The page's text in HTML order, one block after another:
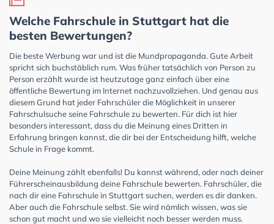
Welche Fahrschule in Stuttgart hat die
besten Bewertungen?
Die beste Werbung war und ist die Mundpropaganda. Gute Arbeit
spricht sich buchstäblich rum. Was früher tatsächlich von Person zu
Person erzählt wurde ist heutzutage ganz einfach über eine
öffentliche Bewertung im Internet nachzuvollziehen. Und genau aus
diesem Grund hat jeder Fahrschüler die Möglichkeit in unserer
Fahrschulsuche seine Fahrschule zu bewerten. Für dich ist hier
besonders interessant, dass du die Meinung eines Dritten in
Erfahrung bringen kannst, die dir bei der Entscheidung hilft, welche
Schule in Frage kommt.
Deine Meinung zählt ebenfalls! Du kannst während, oder nach deiner
Führerscheinausbildung deine Fahrschule bewerten. Fahrschüler, die
nach dir eine Fahrschule in Stuttgart suchen, werden es dir danken.
Aber auch die Fahrschule selbst. Sie wird nämlich wissen, was sie
schon gut macht und wo sie vielleicht noch besser werden muss.